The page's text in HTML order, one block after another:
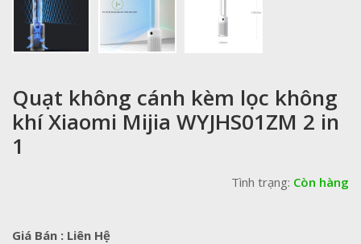
Quạt không cánh kèm lọc không
khí Xiaomi Mijia WYJHS01ZM 2 in
1
Tình trạng: Còn hàng
Giá Bán : Liên Hệ